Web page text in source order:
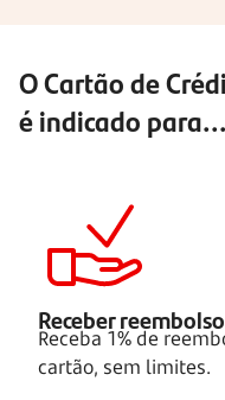
O Cartão de
é indicado para...
Receber
Receba 1% de
cartão, sem limites.